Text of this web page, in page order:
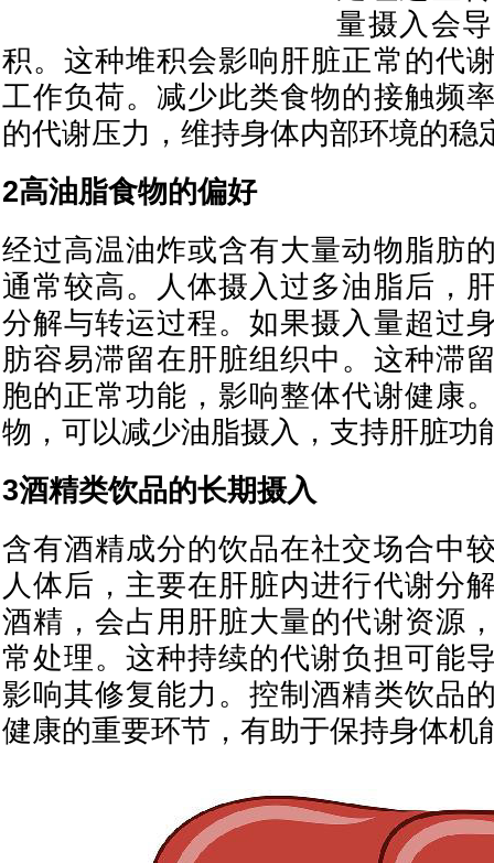
量摄入会
积。这种堆积会影响肝脏正常的代
工作负荷。减少此类食物的接触频
的代谢压力，维持身体内部环境的稳
2高油脂食物的偏好
经过高温油炸或含有大量动物脂肪
通常较高。人体摄入过多油脂后，
分解与转运过程。如果摄入量超过
肪容易滞留在肝脏组织中。这种滞
胞的正常功能，影响整体代谢健康
物，可以减少油脂摄入，支持肝脏功
3酒精类饮品的长期摄入
含有酒精成分的饮品在社交场合中
人体后，主要在肝脏内进行代谢分
酒精，会占用肝脏大量的代谢资源
常处理。这种持续的代谢负担可能
影响其修复能力。控制酒精类饮品
健康的重要环节，有助于保持身体机